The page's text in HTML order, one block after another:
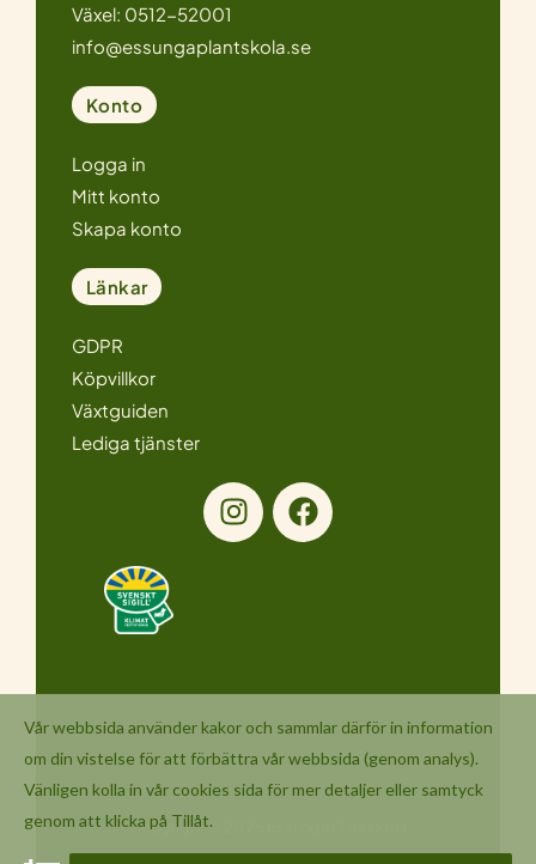
Växel: 0512-52001
info@essungaplantskola.se
Konto
Logga in
Mitt konto
Skapa konto
Länkar
GDPR
Köpvillkor
Växtguiden
Lediga tjänster
I
n
a
m
F
a
k
Copyright © 2025 Essunga Plantskola
Vår webbsida använder kakor och sammlar därför in information
om din vistelse för att förbättra vår webbsida (genom analys).
Vänligen kolla in vår cookies sida för mer detaljer eller samtyck
genom att klicka på Tillåt.